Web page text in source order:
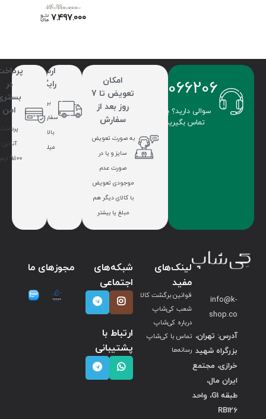
IS1240025177
24.990.000
7.497.000
09336066206
سوالی دارید؟ با ما
تماس بگیرید.
امکان
تعویض تا 7
روز بعد از
سفارش
به صورت تعویض
سایز و یا در
صورت عدم
موجودی تعویض
با کالای دیگر هم
مبلغ یا بیشتر
ارسال
رایگان
برای
سفارشات
میلیون
در
امن
پرداخت
آنلاین
100% ایمن
info@k-
shop.co
آدرس: تهران،
بزرگراه شهید
خرازی، مجتمع
ایران مال،
طبقه G1، واحد
RB126
لینک‌های
مفید
قوانین برگشت کالا
شعب کی‌شاپ
درباره کی‌شاپ
تماس با کی‌شاپ
رسانه‌ها
شبکه‌های
اجتماعی
ارتباط با
پشتیبانی
مجوزهای ما